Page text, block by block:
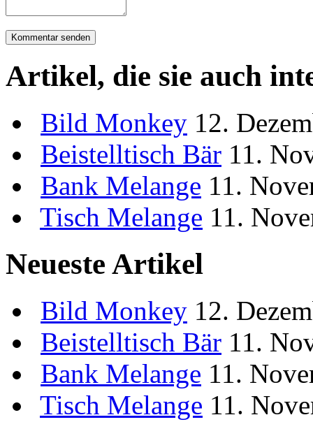
Artikel, die sie auch
Bild Monkey 12.
Beistelltisch Bär 11.
Bank Melange 11.
Tisch Melange 11.
Neueste Artikel
Bild Monkey 12.
Beistelltisch Bär 11.
Bank Melange 11.
Tisch Melange 11.